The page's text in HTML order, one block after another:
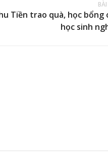
Tiền trao quà, học bổng
học sinh